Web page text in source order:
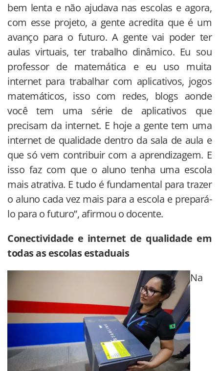
bem lenta e não ajudava nas escolas e agora,
com esse projeto, a gente acredita que é um
avanço para o futuro. A gente vai poder ter
aulas virtuais, ter trabalho dinâmico. Eu sou
professor de matemática e eu uso muita
internet para trabalhar com aplicativos, jogos
matemáticos, isso com redes, blogs aonde
você tem uma série de aplicativos que
precisam da internet. E hoje a gente tem uma
internet de qualidade dentro da sala de aula e
que só vem contribuir com a aprendizagem. E
isso faz com que o aluno tenha uma escola
mais atrativa. E tudo é fundamental para trazer
o aluno cada vez mais para a escola e prepará-
lo para o futuro”, afirmou o docente.
Conectividade e internet de qualidade em
todas as escolas estaduais
Na